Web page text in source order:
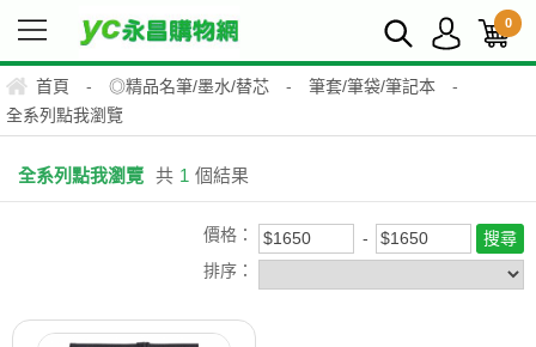
0
首頁 - ◎精品名筆/墨水/替芯 - 筆套/筆袋/筆記本
-
全系列點我瀏覽
全系列點我瀏覽 共 1 個結果
價格：
排序：